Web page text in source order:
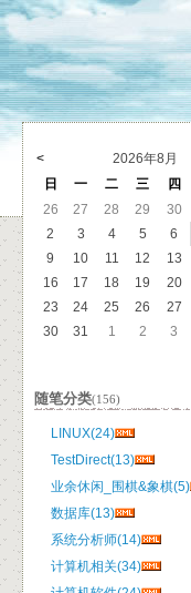
< 2026年8月
日
一 二 三 四
26
27 28 29 30
2
3 4 5 6
9
10 11 12 13
16
17 18 19 20
23
24 25 26 27
30
31 1 2 3
随笔分类(156)
LINUX(24)
TestDirect(13)
业余休闲_围棋&象棋(5)
数据库(13)
系统分析师(14)
计算机相关(34)